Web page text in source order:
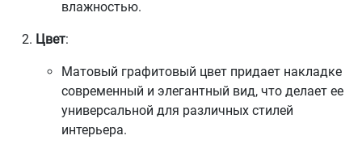
влажностью.
Цвет:
Матовый графитовый цвет придает накладке
современный и элегантный вид, что делает ее
универсальной для различных стилей
интерьера.